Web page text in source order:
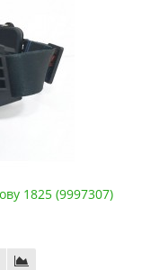
1825 (9997307)